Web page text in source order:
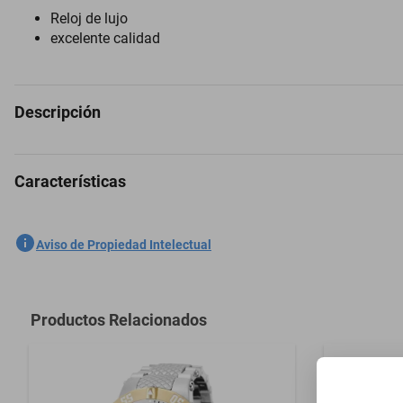
Reloj de lujo
excelente calidad
Descripción
Reloj Invicta 47370 Hombres Azul claro
Características
SKU
Modelo
Material del Cristal
Aviso de Propiedad Intelectual
Productos Relacionados